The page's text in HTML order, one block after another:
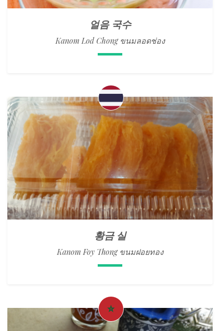
얼음 국수
Kanom Lod Chong ขนมลอดช่อง
황금 실
Kanom Foy Thong ขนมฝอยทอง